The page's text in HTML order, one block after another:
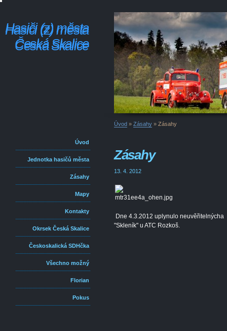
Hasiči (z) města
Česká Skalice
Hasiči (z) města
Česká Skalice
Úvod
Jednotka hasičů města
Zásahy
Mapy
Kontakty
Okrsek Česká Skalice
Českoskalická SDHčka
Všechno možný
Florian
Pokus
Úvod » Zásahy » Zásahy
Zásahy
13. 4. 2012
Dne 4.3.2012 uplynulo
"Skleník" u ATC Rozkoš.